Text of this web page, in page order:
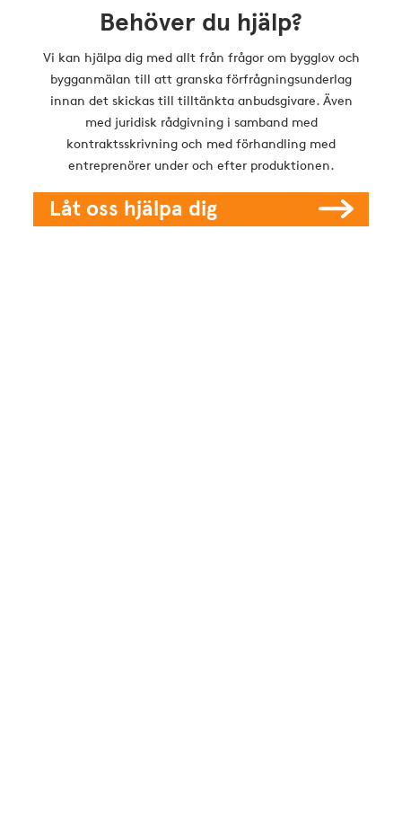
Behöver du hjälp?
Vi kan hjälpa dig med allt från frågor om bygglov och
bygganmälan till att granska förfrågningsunderlag
innan det skickas till tilltänkta anbudsgivare. Även
med juridisk rådgivning i samband med
kontraktsskrivning och med förhandling med
entreprenörer under och efter produktionen.
Låt oss hjälpa dig